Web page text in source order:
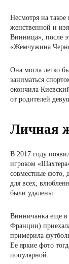
Несмотря на
женственной и
Винница», после
«Жемчужина
Она могла легко
заниматься
окончила
от родителей
Личная
В 2017 году
игроком
совместные фото,
для всех,
были удалены.
Винничанка еще в
Франции)
примерила
Ее яркие фото
популярной.